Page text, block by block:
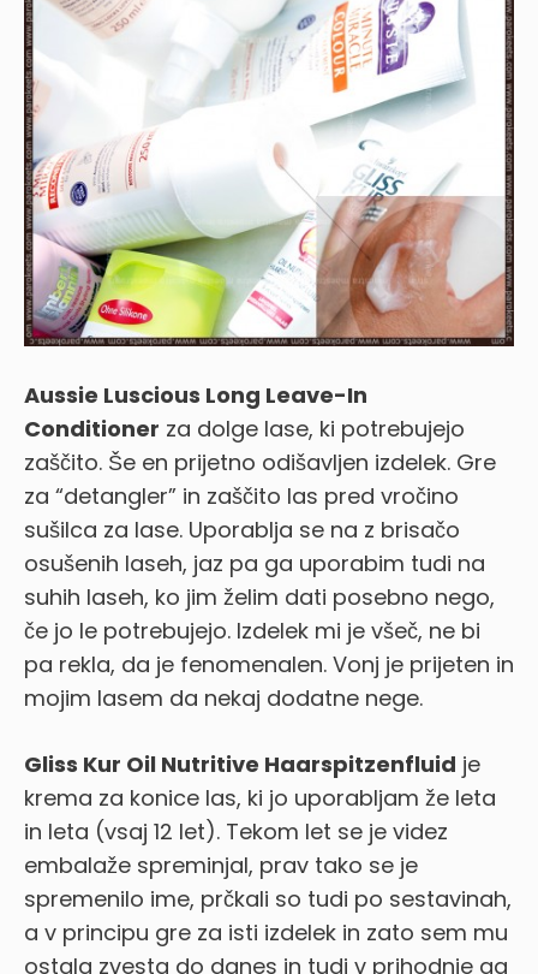
Aussie Luscious Long Leave-In
Conditioner za dolge lase, ki potrebujejo
zaščito. Še en prijetno odišavljen izdelek. Gre
za “detangler” in zaščito las pred vročino
sušilca za lase. Uporablja se na z brisačo
osušenih laseh, jaz pa ga uporabim tudi na
suhih laseh, ko jim želim dati posebno nego,
če jo le potrebujejo. Izdelek mi je všeč, ne bi
pa rekla, da je fenomenalen. Vonj je prijeten in
mojim lasem da nekaj dodatne nege.
Gliss Kur Oil Nutritive Haarspitzenfluid je
krema za konice las, ki jo uporabljam že leta
in leta (vsaj 12 let). Tekom let se je videz
embalaže spreminjal, prav tako se je
spremenilo ime, prčkali so tudi po sestavinah,
a v principu gre za isti izdelek in zato sem mu
ostala zvesta do danes in tudi v prihodnje ga